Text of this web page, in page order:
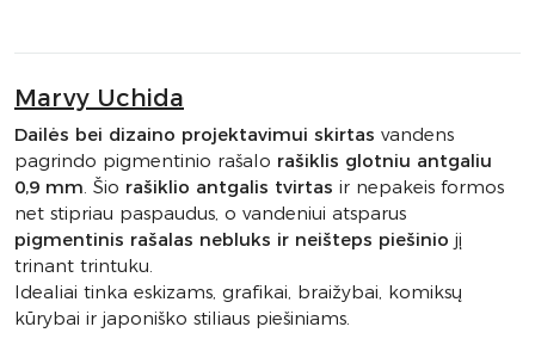
Marvy Uchida
Dailės bei dizaino projektavimui skirtas vandens
pagrindo pigmentinio rašalo rašiklis glotniu antgaliu
0,9 mm. Šio rašiklio antgalis tvirtas ir nepakeis formos
net stipriau paspaudus, o vandeniui atsparus
pigmentinis rašalas nebluks ir neišteps piešinio jį
trinant trintuku.
Idealiai tinka eskizams, grafikai, braižybai, komiksų
kūrybai ir japoniško stiliaus piešiniams.